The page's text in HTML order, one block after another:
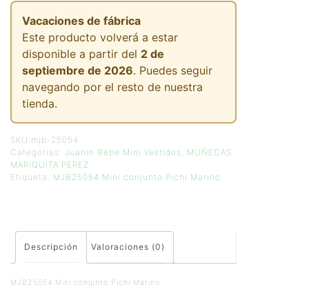
Vacaciones de fábrica
Este producto volverá a estar
disponible a partir del 2 de
septiembre de 2026. Puedes seguir
navegando por el resto de nuestra
tienda.
SKU: mjb-25054
Categorías: Juanin Bebe Mini Vestidos , MUÑECAS
MARIQUITA PEREZ
Etiqueta: MJB25054 Mini conjunto Pichi Marino
Descripción Valoraciones (0)
MJB25054 Mini conjunto Pichi Marino